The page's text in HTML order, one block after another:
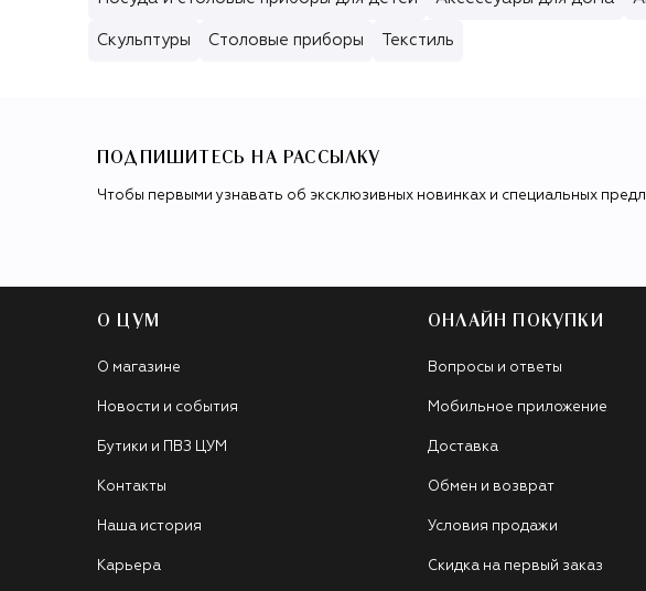
Скульптуры Столовые приборы Текстиль
ПОДПИШИТЕСЬ НА РАССЫЛКУ
Чтобы первыми узнавать об эксклюзивных новинках и специальных
О ЦУМ
О магазине
Новости и события
Бутики и ПВЗ ЦУМ
Контакты
Наша история
Карьера
ОНЛАЙН ПОКУПКИ
Вопросы и ответы
Мобильное приложение
Доставка
Обмен и возврат
Условия продажи
Скидка на первый заказ